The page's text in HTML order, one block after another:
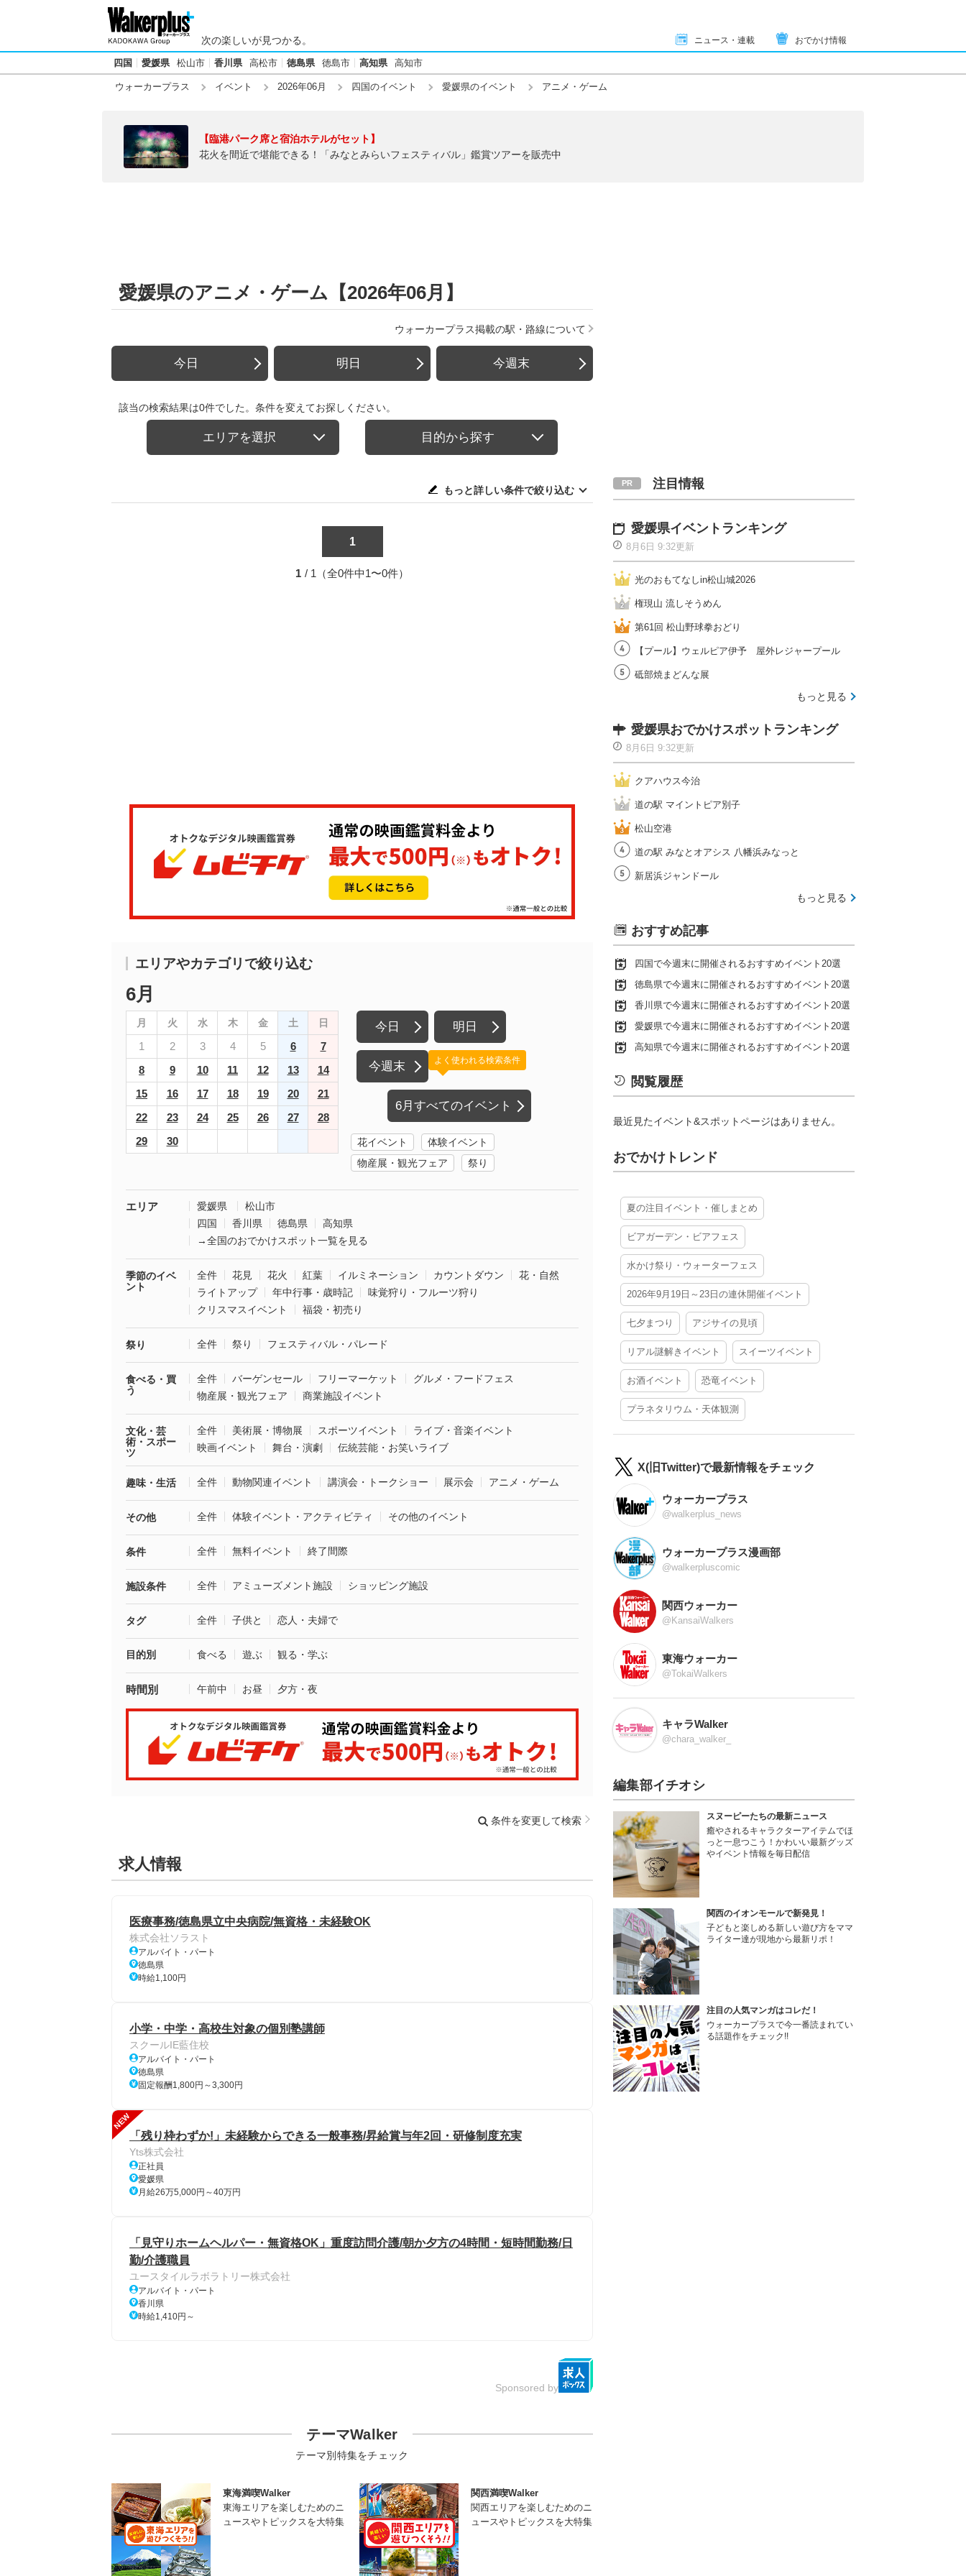
次の楽しいが見つかる。 ニュース・連載 おでかけ情報
四国 愛媛県 松山市 香川県 高松市 徳島県 徳島市 高知県 高知市
ウォーカープラス イベント 2026年06月 四国のイベント 愛媛県のイベント アニメ・ゲーム
【臨港パーク席と宿泊ホテルがセット】
花火を間近で堪能できる！「みなとみらいフェスティバル」鑑賞ツアーを販売中
愛媛県のアニメ・ゲーム【2026年06月】
ウォーカープラス掲載の駅・路線について
今日 明日 今週末
該当の検索結果は0件でした。条件を変えてお探しください。
エリアを選択 目的から探す
もっと詳しい条件で絞り込む
1
1 / 1（全0件中1〜0件）
エリアやカテゴリで絞り込む
6月
月 火 水 木 金 土 日
1 2 3 4 5 6
7
8
9 10 11 12 13
14
15
16 17 18 19 20
21
22
23 24 25 26 27
28
29
30
今日 明日
今週末
6月すべてのイベント
よく使われる検索条件
花イベント
体験イベント
物産展・観光フェア
祭り
エリア 愛媛県
松山市
四国
香川県 徳島県
高知県
→全国のおでかけスポット一覧を見る
季節のイベ
ント
全件 花見 花火 紅葉 イルミネーション カウントダウン
花・自然
ライトアップ
年中行事・歳時記
味覚狩り・フルーツ狩り
クリスマスイベント
福袋・初売り
祭り 全件 祭り フェスティバル・パレード
食べる・買
う
全件 バーゲンセール フリーマーケット
グルメ・フードフェス
物産展・観光フェア
商業施設イベント
文化・芸
術・スポー
ツ
全件 美術展・博物展 スポーツイベント
ライブ・音楽イベント
映画イベント
舞台・演劇 伝統芸能・お笑いライブ
趣味・生活 全件 動物関連イベント 講演会・トークショー 展示会 アニメ・ゲーム
その他 全件 体験イベント・アクティビティ その他のイベント
条件 全件 無料イベント 終了間際
施設条件 全件 アミューズメント施設 ショッピング施設
タグ 全件 子供と 恋人・夫婦で
目的別 食べる 遊ぶ 観る・学ぶ
時間別 午前中 お昼 夕方・夜
条件を変更して検索
求人情報
医療事務/徳島県立中央病院/無資格・未経験OK
株式会社ソラスト
アルバイト・パート
徳島県
時給1,100円
小学・中学・高校生対象の個別塾講師
スクールIE藍住校
アルバイト・パート
徳島県
固定報酬1,800円～3,300円
NEW
「残り枠わずか!」未経験からできる一般事務/昇給賞与年2回・研修制度充実
Yts株式会社
正社員
愛媛県
月給26万5,000円～40万円
「見守りホームヘルパー・無資格OK」重度訪問介護/朝か夕方の4時間・短時間勤務/日
勤/介護職員
ユースタイルラボラトリー株式会社
アルバイト・パート
香川県
時給1,410円～
Sponsored by
テーマWalker
テーマ別特集をチェック
東海満喫Walker
東海エリアを楽しむためのニ
ュースやトピックスを大特集
関西満喫Walker
関西エリアを楽しむためのニ
ュースやトピックスを大特集
注目情報
愛媛県イベントランキング
8月6日 9:32更新
光のおもてなしin松山城2026
権現山 流しそうめん
第61回 松山野球拳おどり
【プール】ウェルピア伊予 屋外レジャープール
砥部焼まどんな展
もっと見る
愛媛県おでかけスポットランキング
8月6日 9:32更新
クアハウス今治
道の駅 マイントピア別子
松山空港
道の駅 みなとオアシス 八幡浜みなっと
新居浜ジャンドール
もっと見る
おすすめ記事
四国で今週末に開催されるおすすめイベント20選
徳島県で今週末に開催されるおすすめイベント20選
香川県で今週末に開催されるおすすめイベント20選
愛媛県で今週末に開催されるおすすめイベント20選
高知県で今週末に開催されるおすすめイベント20選
閲覧履歴
最近見たイベント&スポットページはありません。
おでかけトレンド
夏の注目イベント・催しまとめ
ビアガーデン・ビアフェス
水かけ祭り・ウォーターフェス
2026年9月19日～23日の連休開催イベント
七夕まつり アジサイの見頃
リアル謎解きイベント スイーツイベント
お酒イベント 恐竜イベント
プラネタリウム・天体観測
X(旧Twitter)で最新情報をチェック
ウォーカープラス
@walkerplus_news
ウォーカープラス漫画部
@walkerpluscomic
関西ウォーカー
@KansaiWalkers
東海ウォーカー
@TokaiWalkers
キャラWalker
@chara_walker_
編集部イチオシ
スヌーピーたちの最新ニュース
癒やされるキャラクターアイテムでほ
っと一息つこう！かわいい最新グッズ
やイベント情報を毎日配信
関西のイオンモールで新発見！
子どもと楽しめる新しい遊び方をママ
ライター達が現地から最新リポ！
注目の人気マンガはコレだ！
ウォーカープラスで今一番読まれてい
る話題作をチェック!!